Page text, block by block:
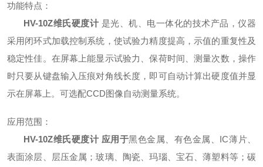
功能特点：
HV-10Z维氏硬度计 是光、机、电一体化的技术产品，仪器
采用闭环式加载控制系统，使试验力精度提高，示值的重复性及
稳定性佳。在屏幕上能显示试验力、保荷时间、测量次数，操作
时只要从键盘输入压痕对角线长度，即可自动计算出硬度值并显
示在屏幕上。可选配CCD图像自动测量系统。
应用范围 ：
HV-10Z维氏硬度计 应用于黑色金属、有色金属、 IC薄片、
表面涂层、层压金属；玻璃、陶瓷、玛瑙、宝石、薄塑料等；碳